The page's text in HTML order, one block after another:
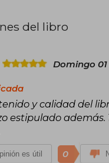
de Aristóteles. Entre
contra los gentiles,
sobre la existencia de
y la relación entre razón
canonizado en 1323 y
Iglesia en 1567. Su
siendo
del tomismo,
del libro
Domingo
y calidad del
estipulado además.
es útil 0